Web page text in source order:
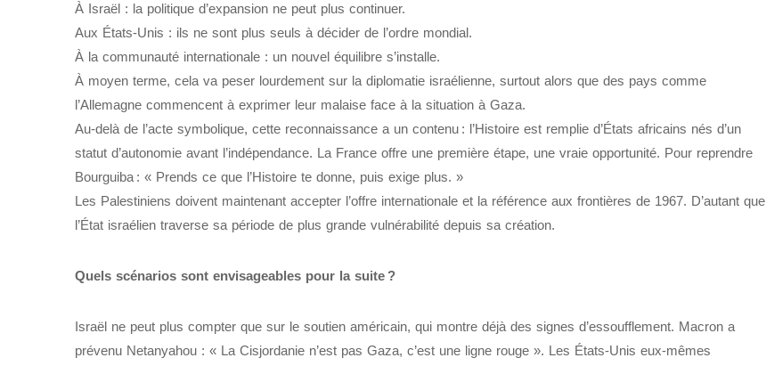
À Israël : la politique d’expansion ne peut plus continuer.
Aux États-Unis : ils ne sont plus seuls à décider de l’ordre mondial.
À la communauté internationale : un nouvel équilibre s’installe.
À moyen terme, cela va peser lourdement sur la diplomatie israélienne, surtout alors que des pays comme
l’Allemagne commencent à exprimer leur malaise face à la situation à Gaza.
Au-delà de l’acte symbolique, cette reconnaissance a un contenu : l’Histoire est remplie d’États africains nés d’un
statut d’autonomie avant l’indépendance. La France offre une première étape, une vraie opportunité. Pour reprendre
Bourguiba : « Prends ce que l’Histoire te donne, puis exige plus. »
Les Palestiniens doivent maintenant accepter l’offre internationale et la référence aux frontières de 1967. D’autant que
l’État israélien traverse sa période de plus grande vulnérabilité depuis sa création.
Quels scénarios sont envisageables pour la suite ?
Israël ne peut plus compter que sur le soutien américain, qui montre déjà des signes d’essoufflement. Macron a
prévenu Netanyahou : « La Cisjordanie n’est pas Gaza, c’est une ligne rouge ». Les États-Unis eux-mêmes